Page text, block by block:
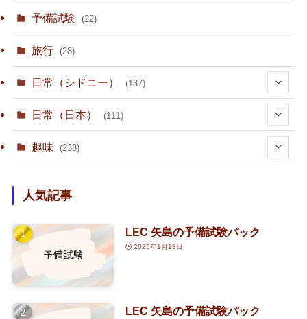
(1)
予備試験 (22)
旅行 (28)
日常（シドニー） (137)
(36)
日常（日本） (111)
(10)
趣味 (238)
人気記事
LEC 矢島の予備試験パック
2025年1月13日
LEC 矢島の予備試験パック